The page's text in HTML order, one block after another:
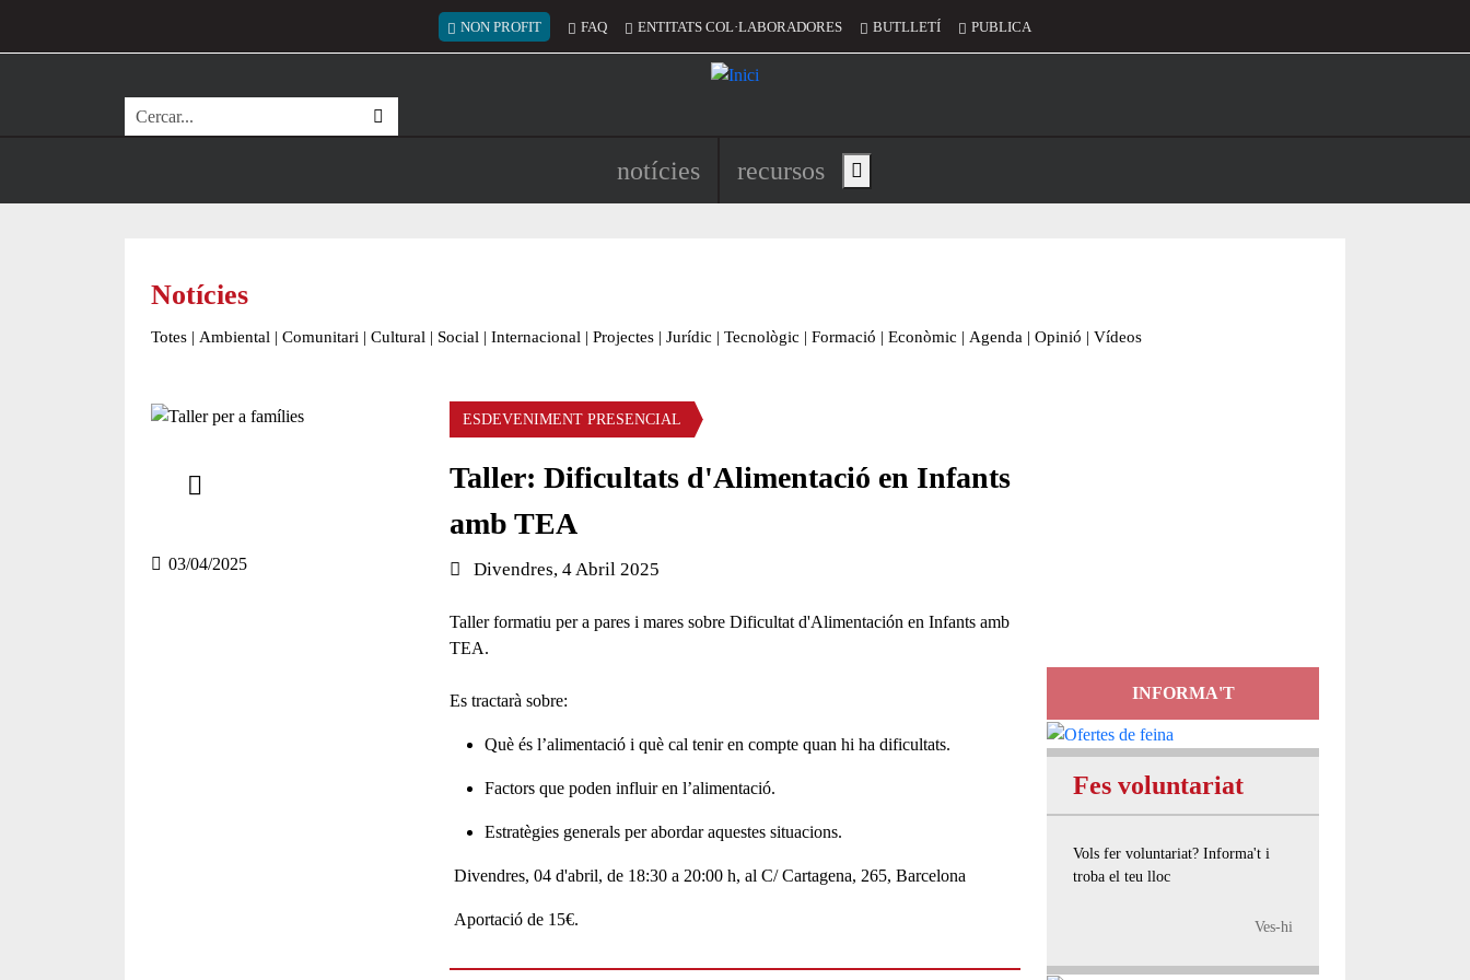
Menú del compte d'usuari
NON PROFIT FAQ ENTITATS COL·LABORADORES BUTLLETÍ PUBLICA
Cerca
Navegació principal de l'encapçalament
notícies recursos Show main menu
Notícies
Totes | Ambiental | Comunitari | Cultural | Social | Internacional | Projectes | Jurídic | Tecnològic | Formació | Econòmic | Agenda | Opinió | Vídeos
03/04/2025
ESDEVENIMENT PRESENCIAL
Taller: Dificultats d'Alimentació en Infants
amb TEA
Data de l'esdeveniment:
Divendres, 4 Abril 2025
Taller formatiu per a pares i mares sobre Dificultat d'Alimentación en Infants amb
TEA.
Es tractarà sobre:
Què és l’alimentaciói quècal tenir en compte quan hi ha dificultats.
Factors que poden influir en l’alimentació.
Estratègies generals per abordar aquestes situacions.
Divendres, 04 d'abril, de 18:30 a 20:00 h, al C/ Cartagena, 265, Barcelona
Aportació de 15€.
INFORMA'T
Fes voluntariat
Vols fer voluntariat? Informa't i
troba el teu lloc
Ves-hi